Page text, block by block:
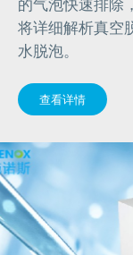
将详细解析真空
水脱泡。
查看详情